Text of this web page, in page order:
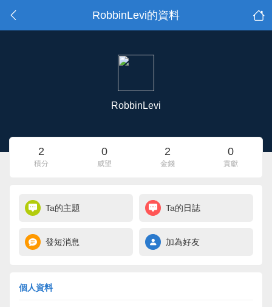
RobbinLevi的資料
RobbinLevi
2
積分
0
威望
2
金錢
0
貢獻
Ta的主題 Ta的日誌
發短消息 加為好友
個人資料